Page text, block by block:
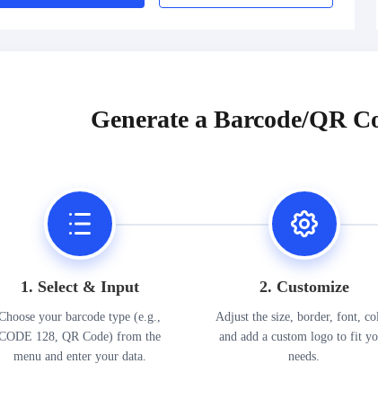
Generate a Barcode/QR
1. Select & Input
your barcode type (e.g.,
128, QR Code) from the
menu and enter your data.
2. Customize
Adjust the size, border, font,
and add a custom logo to fit
needs.